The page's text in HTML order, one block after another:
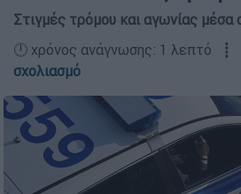
Στιγμές τρόμου και αγωνίας
🕛 χρόνος ανάγνωσης: 1 λεπτό
σχολιασμό